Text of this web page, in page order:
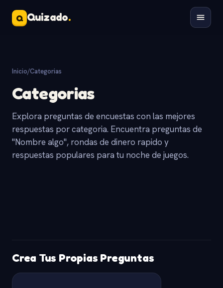
Q Quizado.
Inicio/Categorias
Categorias
Explora preguntas de encuestas con las mejores
respuestas por categoria. Encuentra preguntas de
"Nombre algo", rondas de dinero rapido y
respuestas populares para tu noche de juegos.
Crea Tus Propias Preguntas